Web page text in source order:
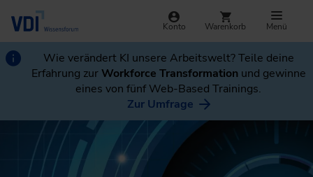
Konto Warenkorb Menü
Wie verändert KI unsere Arbeitswelt? Teile deine
Erfahrung zurWorkforce Transformation und gewinne
eines von fünf Web-Based Trainings.
Zur Umfrage